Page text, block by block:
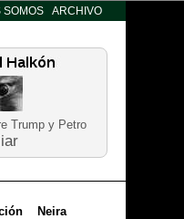
SOMOS ARCHIVO
Trump y Petro
Neira